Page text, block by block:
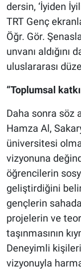
dersin, ‘İyiden
TRT Genç
Öğr. Gör.
unvanı aldığını
uluslararası
“Toplumsal
Daha sonra söz
Hamza Al,
üniversitesi
vizyonuna
öğrencilerin
geliştirdiğini
gençlerin
projelerin ve
taşınmasının
Deneyimli
vizyonuyla